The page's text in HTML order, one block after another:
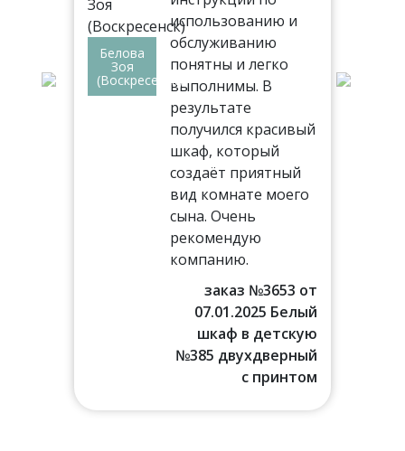
Белова
Зоя
(Воскресенск)
использованию и
обслуживанию
понятны и легко
выполнимы. В
результате
получился красивый
шкаф, который
создаёт приятный
вид комнате моего
сына. Очень
рекомендую
компанию.
заказ №3653 от
07.01.2025 Белый
шкаф в детскую
№385 двухдверный
с принтом